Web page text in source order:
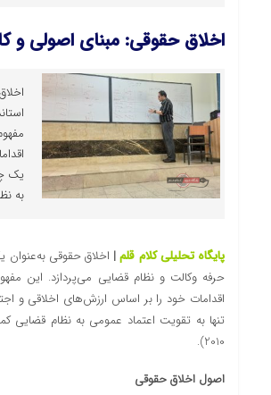
اخلاق حقوقی: مبنای اصولی و
یک
به
پایگاه تحلیلی کلام قلم| اخلاق حقوقی به‌عنوان
حرفه وکالت و نظام قضایی می‌پردازد. این
اقدامات خود را بر اساس ارزش‌های اخلاقی و
2010).
اصول اخلاق حقوقی